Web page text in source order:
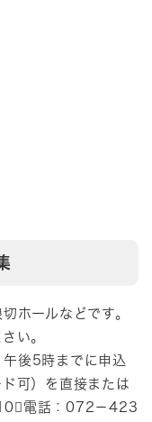
ホールなどです。
い。
後5時までに申込
可）を直接または
電話：072－423